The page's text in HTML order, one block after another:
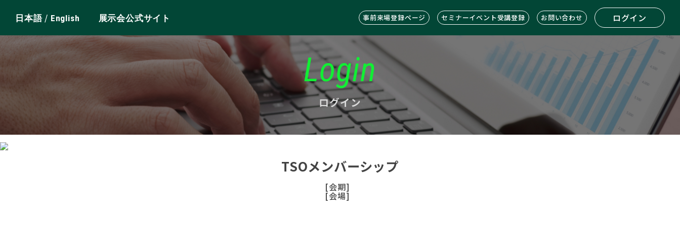
日本語/ English 展示会公式サイト 事前来場登録ページ セミナーイベント受講登録 お問い合わせ ログイン
Login
ログイン
TSOメンバーシップ
[会期]
[会場]